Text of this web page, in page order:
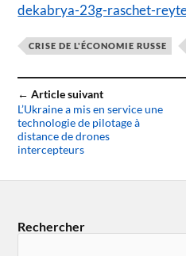
dekabrya-23g-raschet-
CRISE DE L'ÉCONOMIE RUSSE
← Article suivant
L’Ukraine a mis en service une
technologie de pilotage à
distance de drones
intercepteurs
Rechercher